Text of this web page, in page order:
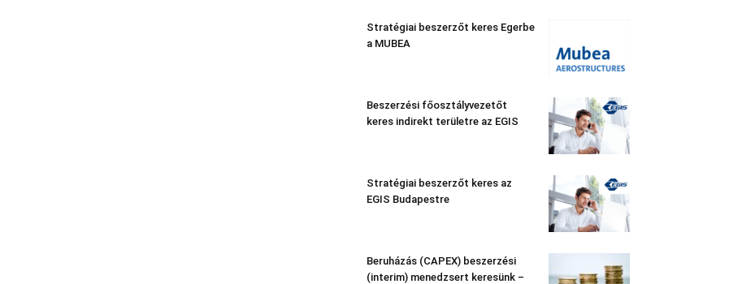
Stratégiai beszerzőt keres Egerbe
a MUBEA
Beszerzési főosztályvezetőt
keres indirekt területre az EGIS
Stratégiai beszerzőt keres az
EGIS Budapestre
Beruházás (CAPEX) beszerzési
(interim) menedzsert keresünk –